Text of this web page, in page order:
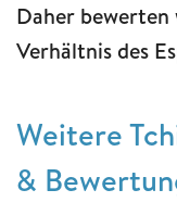
Daher bewerten
Verhältnis des
Weitere
&